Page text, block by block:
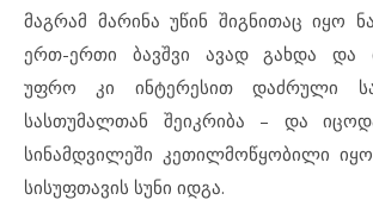
მაგრამ მარინა უწინ შიგნითაც იყო
ერთ-ერთი ბავშვი ავად გახდა და
უფრო კი ინტერესით დაძრული
სასთუმალთან შეიკრიბა – და
სინამდვილეში კეთილმოწყობილი
სისუფთავის სუნი იდგა.